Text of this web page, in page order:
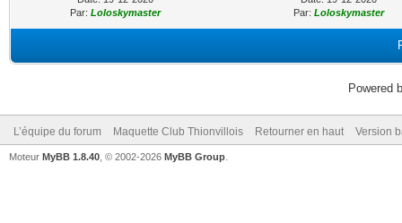
Par: Loloskymaster
Par: Loloskymaster
Powered
L’équipe du forum Maquette Club Thionvillois Retourner en haut Version
Moteur MyBB 1.8.40 , © 2002-2026 MyBB Group